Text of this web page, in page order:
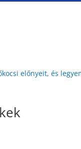
előnyeit, és